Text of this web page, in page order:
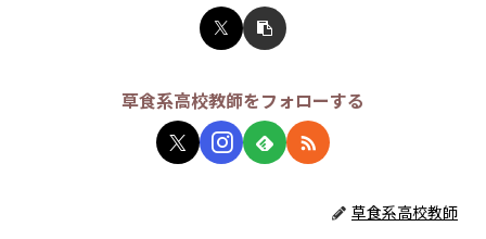
草食系高校教師をフォローする
草食系高校教師